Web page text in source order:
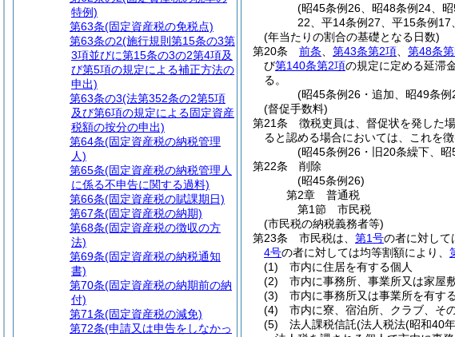
(昭45条例26、昭48条例24、
22、平14条例27、平15条例
(年当たりの割合の基礎となる日数)
第20条
前条 第43条第2項 第48条
び第140条第2項の規定に定める延滞
る。
(昭45条例26・追加、昭49条
(督促手数料)
第21条
徴税吏員は、督促状を発した
ると認める場合においては、これを徴
(昭45条例26・旧20条繰下、
第22条
削除
(昭45条例26)
第2章
普通税
第1節
市民税
(市民税の納税義務者等)
第23条
市民税は、 第1号の者に対して
4号の者に対しては均等割額により、
(1)
市内に住居を有する個人
(2)
市内に事務所、事業所又は家屋
(3)
市内に事務所又は事業所を有す
(4)
市内に寮、宿泊所、クラブ、そ
(5)
法人課税信託(法人税法(昭和40
特例)
第63条(固定資産税の免税点)
第63条の2(施行規則第15条の3第
3項並びに第15条の3の2第4項及
び第5項の規定による補正方法の
申出)
第63条の3(法第352条の2第5項
及び第6項の規定による固定資産
税額の按分の申出)
第64条(固定資産税の納税管理
人)
第65条(固定資産税の納税管理人
に係る不申告に関する過料)
第66条(固定資産税の賦課期日)
第67条(固定資産税の納期)
第68条(固定資産税の徴収の方
法)
第69条(固定資産税の納税通知
書)
第70条(固定資産税の納期前の納
付)
第71条(固定資産税の減免)
第72条(申請又は申告をしなかっ